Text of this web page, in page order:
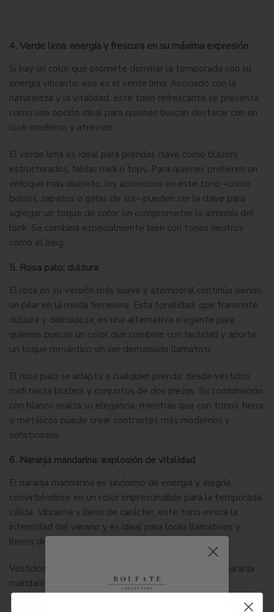
4. Verde lima: energía y frescura en su máxima expresión
Si hay un color que promete dominar la temporada con su
energía vibrante, ese es el verde lima. Asociado con la
naturaleza y la vitalidad, este tono refrescante se presenta
como una opción ideal para quienes buscan destacar con un
look moderno y atrevido.
El verde lima es ideal para prendas clave como blazers
estructurados, faldas midi o tops. Para quienes prefieren un
enfoque más discreto, los accesorios en este tono –como
bolsos, zapatos o gafas de sol– pueden ser la clave para
agregar un toque de color sin comprometer la armonía del
look. Se combina especialmente bien con tonos neutros
como el beig
5. Rosa palo: dulzura
El rosa en su versión más suave y atemporal continúa siendo
un pilar en la moda femenina. Esta tonalidad, que transmite
dulzura y delicadeza, es una alternativa elegante para
quienes buscan un color que combine con facilidad y aporte
un toque romántico sin ser demasiado llamativo.
El rosa palo se adapta a cualquier prenda: desde vestidos
midi hasta blazers y conjuntos de dos piezas. Su combinación
con blanco realza su elegancia, mientras que con tonos tierra
o metálicos puede crear contrastes más modernos y
sofisticados.
6. Naranja mandarina: explosión de vitalidad
El naranja mandarina es sinónimo de energía y alegría,
convirtiéndose en un color imprescindible para la temporada
cálida. Vibrante y lleno de carácter, este tono evoca la
intensidad del verano y es ideal para looks llamativos y
llenos de
Vestidos vaporosos, trajes de baño y accesorios en naranja
mandarina se imponen como tendencias destacadas.
Además, su versatilidad permite jugar con diferentes